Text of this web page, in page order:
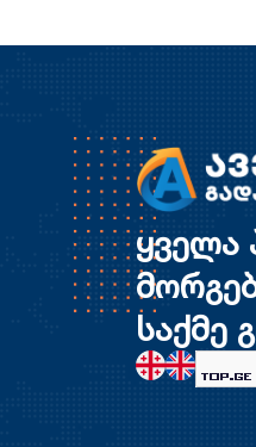
ყველა
საქმე